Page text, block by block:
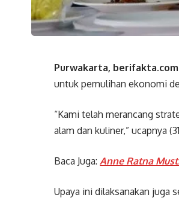
Purwakarta,
untuk pemulihan ekonomi
“Kami telah merancang
alam dan kuliner,” ucapnya
Baca Juga:Anne Ratna
Upaya ini dilaksanakan juga